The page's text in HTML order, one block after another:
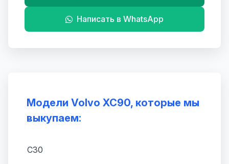
Модели Volvo XC90, которые мы
выкупаем:
C30
Написать в WhatsApp